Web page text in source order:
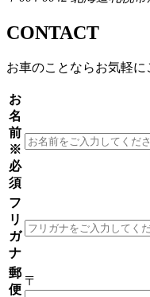
CONTACT
お車のことならお気軽に
お
名
前
※
必
須
フ
リ
ガ
ナ
郵
便
〒